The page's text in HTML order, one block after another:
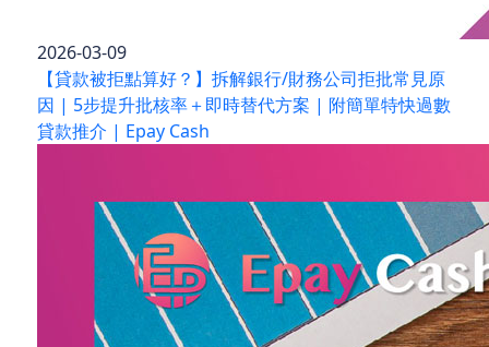
2026-03-09
【貸款被拒點算好？】拆解銀行/財務公司拒批常見原
因 | 5步提升批核率＋即時替代方案 | 附簡單特快過數
貸款推介 | Epay Cash